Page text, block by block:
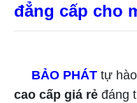
đẳng cấp cho
BẢO PHÁT tự
cao cấp giá rẻ đáng